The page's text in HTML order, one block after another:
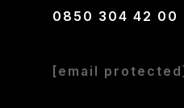
0850 304 42 00
[email protected]